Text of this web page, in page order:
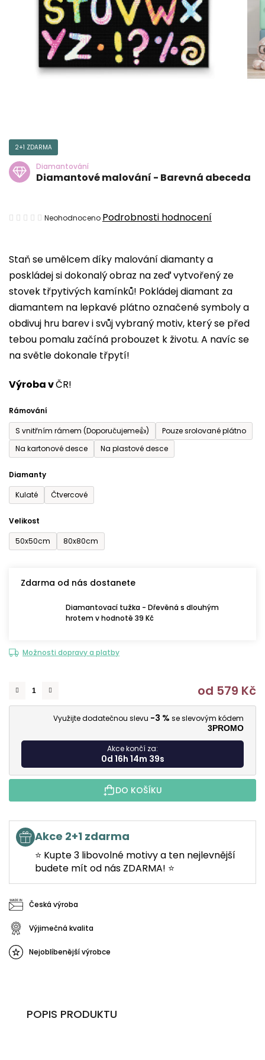
Staň se umělcem díky malování diamanty a
poskládej si dokonalý obraz na zeď vytvořený ze
stovek třpytivých kamínků! Pokládej diamant za
diamantem na lepkavé plátno označené symboly a
obdivuj hru barev i svůj vybraný motiv, který se před
tebou pomalu začíná probouzet k životu. A navíc se
na světle dokonale třpytí!
Výroba vČR!
Rámování
S vnitřním rámem (Doporučujeme👍)
Pouze srolované plátno
Na kartonové desce
Na plastové desce
Diamanty
Kulaté
Čtvercové
Velikost
50x50cm
80x80cm
Zdarma od nás dostanete
Diamantovací tužka - Dřevěná s dlouhým
hrotem v hodnotě 39 Kč
Možnosti dopravy a platby
od 579 Kč
Využijte dodatečnou slevu -3 % se slevovým kódem
3PROMO
Akce končí za:
0d 16h 14m 38s
DO KOŠÍKU
Akce 2+1 zdarma
⭐ Kupte 3 libovolné motivy a ten nejlevnější
budete mít od nás ZDARMA! ⭐
Česká výroba
Výjimečná kvalita
Nejoblíbenější výrobce
2+1 ZDARMA
Diamantování
Diamantové malování - Barevná abeceda
Průměrné
je
0,0
z
5
hvězdiček.
Neohodnoceno Podrobnosti hodnocení
POPIS PRODUKTU